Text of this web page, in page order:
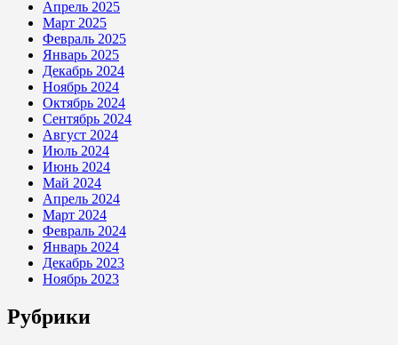
Апрель 2025
Март 2025
Февраль 2025
Январь 2025
Декабрь 2024
Ноябрь 2024
Октябрь 2024
Сентябрь 2024
Август 2024
Июль 2024
Июнь 2024
Май 2024
Апрель 2024
Март 2024
Февраль 2024
Январь 2024
Декабрь 2023
Ноябрь 2023
Рубрики